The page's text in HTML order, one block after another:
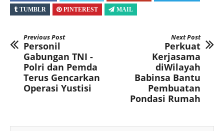
TUMBLR
PINTEREST MAIL
Previous Post
Personil
Gabungan TNI -
Polri dan Pemda
Terus Gencarkan
Operasi Yustisi
Next Post
Perkuat
Kerjasama
diWilayah
Babinsa Bantu
Pembuatan
Pondasi Rumah